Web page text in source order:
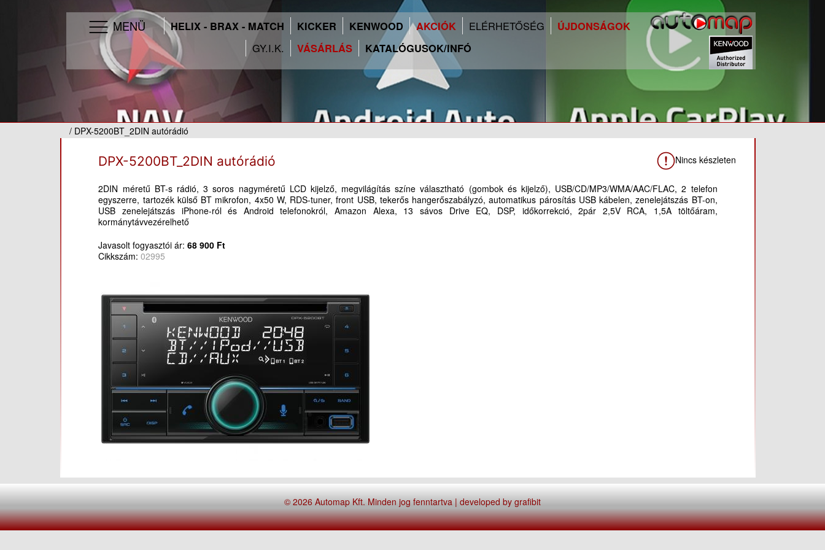
MENÜ HELIX - BRAX - MATCH KICKER KENWOOD AKCIÓK ELÉRHETŐSÉG ÚJDONSÁGOK
GY.I.K. VÁSÁRLÁS KATALÓGUSOK/INFÓ
/ DPX-5200BT_2DIN autórádió
Nincs készleten
DPX-5200BT_2DIN autórádió
2DIN méretű BT-s rádió, 3 soros nagyméretű LCD kijelző, megvilágítás színe választható (gombok és kijelző), USB/CD/MP3/WMA/AAC/FLAC, 2 telefon
egyszerre, tartozék külső BT mikrofon, 4x50 W, RDS-tuner, front USB, tekerős hangerőszabályzó, automatikus párosítás USB kábelen, zenelejátszás BT-on,
USB zenelejátszás iPhone-ról és Android telefonokról, Amazon Alexa, 13 sávos Drive EQ, DSP, időkorrekció, 2pár 2,5V RCA, 1,5A töltőáram,
kormánytávvezérelhető
Javasolt fogyasztói ár:68 900 Ft
Cikkszám:02995
© 2026 Automap Kft. Minden jog fenntartva | developed bygrafibit